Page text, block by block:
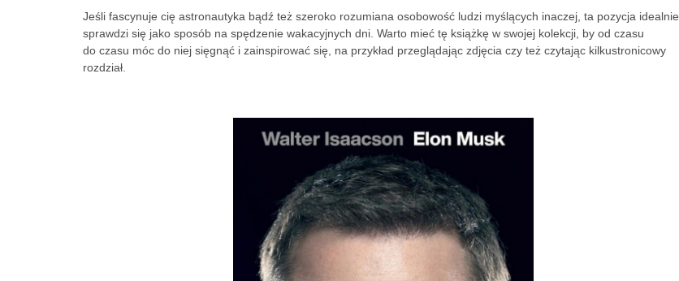
Jeśli fascynuje cię astronautyka bądź też szeroko rozumiana osobowość ludzi myślących inaczej, ta pozycja idealnie
sprawdzi się jako sposób na spędzenie wakacyjnych dni. Warto mieć tę książkę w swojej kolekcji, by od czasu
do czasu móc do niej sięgnąć i zainspirować się, na przykład przeglądając zdjęcia czy też czytając kilkustronicowy
rozdział.